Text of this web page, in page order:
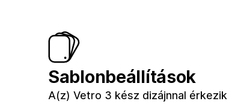
Sablonbeállítások
A(z) Vetro 3 kész dizájnnal